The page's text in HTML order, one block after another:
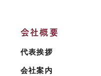
会社概要
代表挨拶
会社案内